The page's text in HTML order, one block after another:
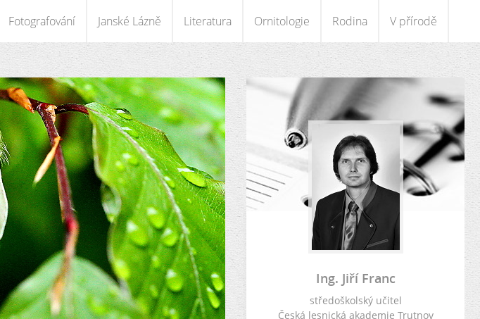
Fotografování Janské Lázně Literatura Ornitologie Rodina V přírodě
Ing. Jiří Franc
středoškolský učitel
Česká lesnická akademie Trutnov